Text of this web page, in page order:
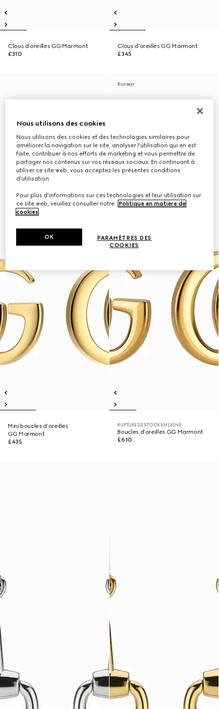
Clous d’oreilles GG Marmont
£310
Clous d’oreilles GG Marmont
£345
Mini boucles d’oreilles
GG Marmont
£435
Runway
RUPTURE DE STOCK EN LIGNE
Boucles d’oreilles GG Marmont
£610
Nous utilisons des cookies
Nous utilisons des cookies et des technologies similaires pour
améliorer la navigation sur le site, analyser l'utilisation qui en est
faite, contribuer à nos efforts de marketing et vous permettre de
partager nos contenus sur vos réseaux sociaux. En continuant à
utiliser ce site web, vous acceptez les présentes conditions
d'utilisation.
Pour plus d'informations sur ces technologies et leur utilisation sur
ce site web, veuillez consulter notre
Politique en matière de
cookies.
PARAMÈTRES DES
COOKIES
OK